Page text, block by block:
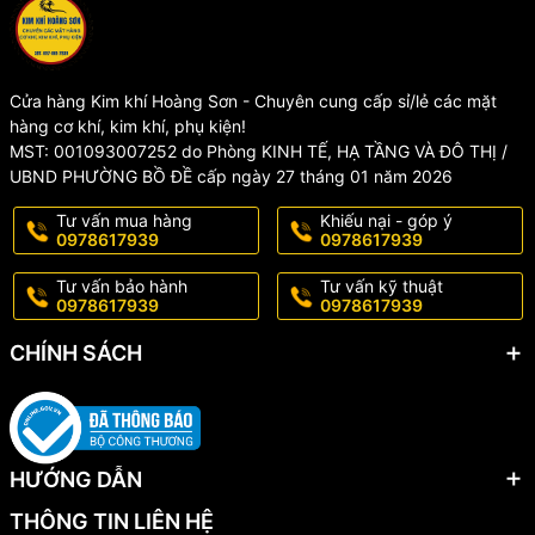
4. CAM KẾT CỦA KIM KHÍ HOÀNG SƠN
- Shop chỉ cung cấp sản phẩm chất lượng, 100% giống mô tả,
đảm bảo mang đến cho khách hàng trải nghiệm tốt nhất về sản
phẩm và dịch vụ
- Sản phẩm được kiểm tra kĩ càng trước khi gửi đến tay khách
hàng
- Sản phẩm có sẵn, đóng gói cẩn thận, giao hàng nhanh
trong vòng 3 ngày
KHÔNG BẢO HÀNH, ĐỔI TRẢ đối với các trường hợp sản phẩm bị
rơi vỡ, nứt gãy... và các nguyên nhân khách quan do người dùng
làm hỏng, hoặc qua thời gian sử dụng lâu dài.
#muisoiuonconggo #muiphay #muicnc
Cửa hàng Kim khí Hoàng Sơn - Chuyên cung cấp sỉ/lẻ các mặt
hàng cơ khí, kim khí, phụ kiện!
MST: 001093007252 do Phòng KINH TẾ, HẠ TẦNG VÀ ĐÔ THỊ /
UBND PHƯỜNG BỒ ĐỀ cấp ngày 27 tháng 01 năm 2026
Tư vấn mua hàng
0978617939
Khiếu nại - góp ý
0978617939
Tư vấn bảo hành
0978617939
Tư vấn kỹ thuật
0978617939
CHÍNH SÁCH
HƯỚNG DẪN
THÔNG TIN LIÊN HỆ